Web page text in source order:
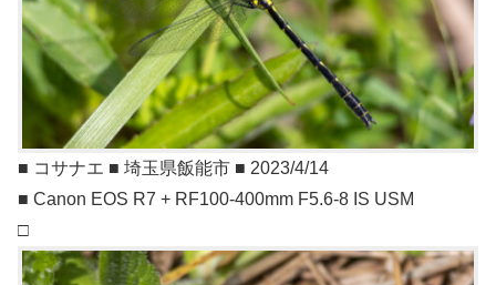
■ コサナエ ■ 埼玉県飯能市 ■ 2023/4/14
■ Canon EOS R7 + RF100-400mm F5.6-8 IS USM
□